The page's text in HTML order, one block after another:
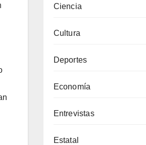
Ciencia
Cultura
Deportes
Economía
Entrevistas
Estatal